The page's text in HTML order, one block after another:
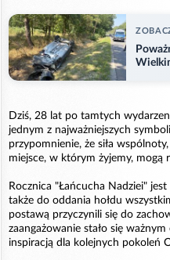
Dziś, 28 lat po tamtych
jednym z najważniejszych
przypomnienie, że siła
miejsce, w którym żyjemy, mogą
Rocznica "Łańcucha Nadziei"
także do oddania hołdu
postawą przyczynili się do
zaangażowanie stało się
inspiracją dla kolejnych pokoleń